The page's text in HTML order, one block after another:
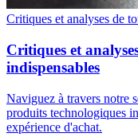
Critiques et analyses de
Critiques et
indispensables
Naviguez à travers notre
produits technologiques
expérience d'achat.